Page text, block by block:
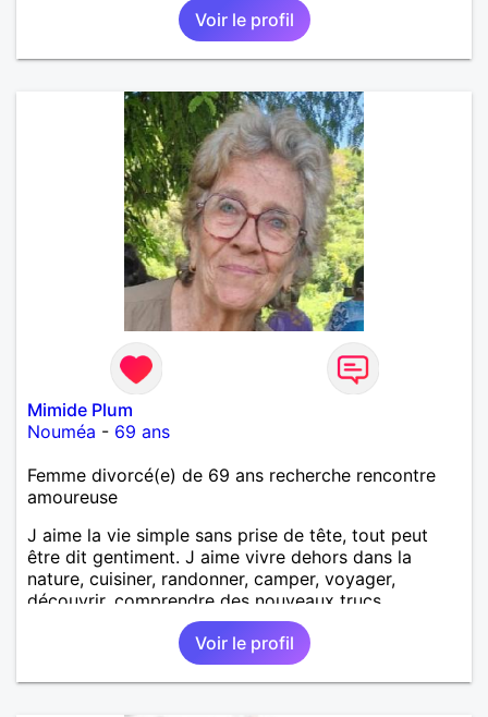
Voir le profil
Mimide Plum
Nouméa - 69 ans
Femme divorcé(e) de 69 ans recherche rencontre
amoureuse
J aime la vie simple sans prise de tête, tout peut
être dit gentiment. J aime vivre dehors dans la
nature, cuisiner, randonner, camper, voyager,
découvrir, comprendre des nouveaux trucs
techniques et sur la vie des êtres vivants. J aime
danser, faire la fête. Je ne bois pratiquement pas d
alcool, je fume rarement, je ris souvent. Je cherche
un vrai amoureux pour continuer à profiter de la vie
Voir le profil